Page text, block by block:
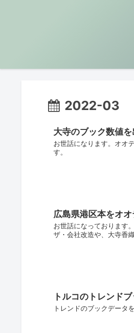
2022-03
大寺のブック数値
お世話になります。オオ
す。
広島県港区本をオ
お世話になっております
ザ・会社改造や、大寺香
トルコのトレンド
トレンドのブックデータ